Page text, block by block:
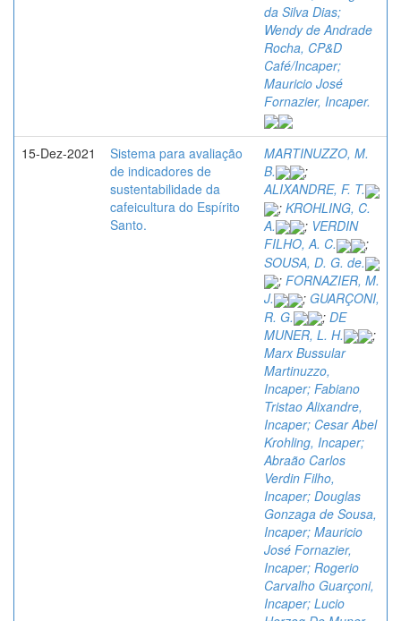
da Silva Dias;
Wendy de Andrade
Rocha, CP&D
Café/Incaper;
Mauricio José
Fornazier, Incaper.
15-Dez-2021
Sistema para avaliação
de indicadores de
sustentabilidade da
cafeicultura do Espírito
Santo.
MARTINUZZO, M.
B.
;
ALIXANDRE, F. T.
; KROHLING, C.
A.
; VERDIN
FILHO, A. C.
;
SOUSA, D. G. de.
; FORNAZIER, M.
J.
; GUARÇONI,
R. G.
; DE
MUNER, L. H.
;
Marx Bussular
Martinuzzo,
Incaper; Fabiano
Tristao Alixandre,
Incaper; Cesar Abel
Krohling, Incaper;
Abraão Carlos
Verdin Filho,
Incaper; Douglas
Gonzaga de Sousa,
Incaper; Mauricio
José Fornazier,
Incaper; Rogerio
Carvalho Guarçoni,
Incaper; Lucio